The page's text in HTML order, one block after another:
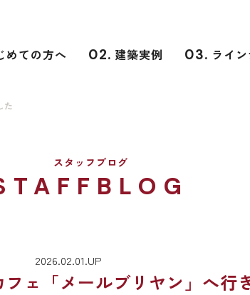
めての方へ 02. 建築実例 03. ライ
スタッフブログ
た
2026.02.01.UP
ェ「メールブリヤン」へ行